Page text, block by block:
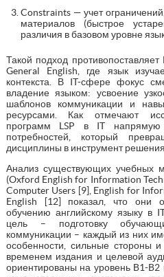
Constraints — учет
материалов (быстрое
различия в базовом уровне
Такой подход
General English, где язык
контекста. В IT-сфере фокус
владение языком: усвоение
шаблонов коммуникации и
ресурсами. Как отмечают
программ LSP в IT напрямую
потребностей, который
дисциплины в инструмент
Анализ существующих учебных
(Oxford English for Information
Computer Users [9], English for
English [12] показал, что они
обучению английскому языку в
цель – подготовку
коммуникации – каждый из них
особенности, сильные стороны
временем издания и целевой
ориентированы на уровень B1-